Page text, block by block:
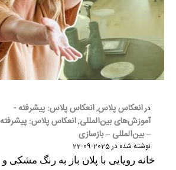
درانعکاس پلاس,انعکاس پلاس: پیشرفته -
آموزش‌های بین‌المللی,انعکاس پلاس: پیشرفته
– بین‌المللی – بازسازی
نوشته شده در2025-09-22
خانه رویایی با پلان باز به رنگ مشکی و